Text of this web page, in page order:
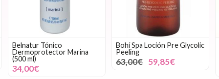
Belnatur Tónico
Dermoprotector Marina
(500 ml)
34,00€
Bohí Spa Loción Pre Glycolic
Peeling
63,00€ 59,85€